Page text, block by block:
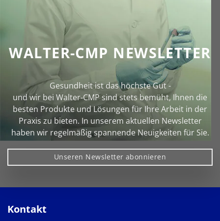
WALTER-CMP NEWSLETTER
Gesundheit ist das höchste Gut -
und wir bei Walter‑CMP sind stets bemüht, Ihnen die
besten Produkte und Lösungen für Ihre Arbeit in der
Praxis zu bieten. In unserem aktuellen Newsletter
haben wir regelmäßig spannende Neuigkeiten für Sie.
Unseren Newsletter abonnieren
Kontakt